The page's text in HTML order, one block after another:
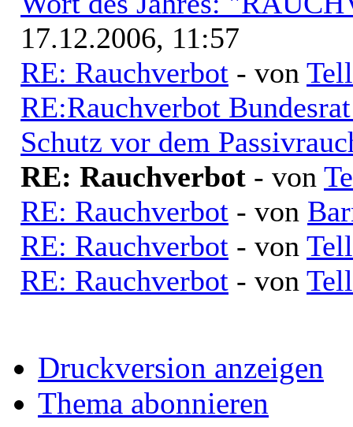
17.12.2006, 11:57
RE: Rauchverbot - von Tell
RE:Rauchverbot
Schutz vor dem
RE: Rauchverbot - von
RE: Rauchverbot - von
RE: Rauchverbot - von Tell
RE: Rauchverbot - von Tell
Druckversion anzeigen
Thema abonnieren